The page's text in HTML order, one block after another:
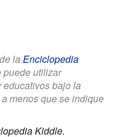
la Enciclopedia
puede utilizar
bajo la
a menos que se indique
Kiddle.